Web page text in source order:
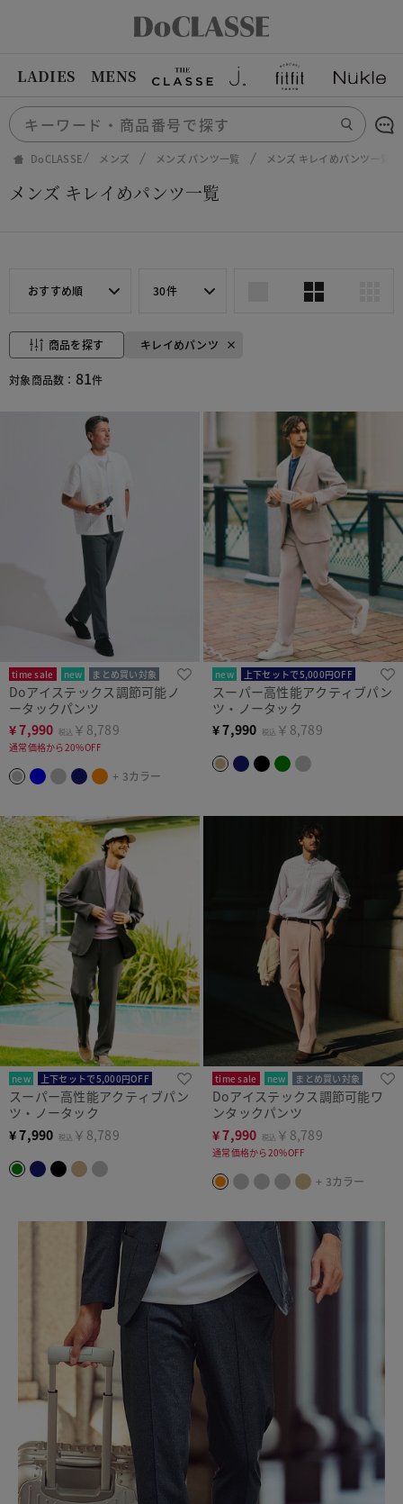
LADIES MENS
DoCLASSE メンズ メンズ パンツ一覧 メンズ キレイめパンツ一覧
メンズ キレイめパンツ一覧
おすすめ順 30件
商品を探す キレイめパンツ
対象商品数： 81件
time sale new まとめ買い対象
Doアイステックス調節可能ノ
ータックパンツ
¥7,990 税込 ￥8,789
通常価格から20%OFF
+ 3カラー
new 上下セットで5,000円OFF
スーパー高性能アクティブパン
ツ・ノータック
¥7,990 税込 ￥8,789
new 上下セットで5,000円OFF
スーパー高性能アクティブパン
ツ・ノータック
¥7,990 税込 ￥8,789
time sale new まとめ買い対象
Doアイステックス調節可能ワ
ンタックパンツ
¥7,990 税込 ￥8,789
通常価格から20%OFF
+ 3カラー